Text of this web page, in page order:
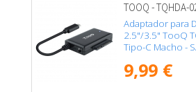
TOOQ - TQHDA-
Adaptador para
2.5"/3.5" TooQ
Tipo-C Macho -
9,99 €